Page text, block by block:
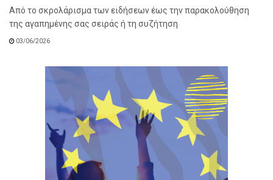
Από το σκρολάρισμα των ειδήσεων έως την παρακολούθηση
της αγαπημένης σας σειράς ή τη συζήτηση
03/06/2026